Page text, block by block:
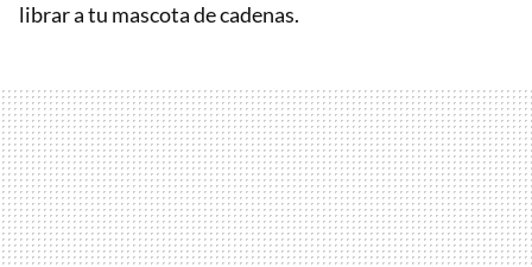
librar a tu mascota de cadenas.